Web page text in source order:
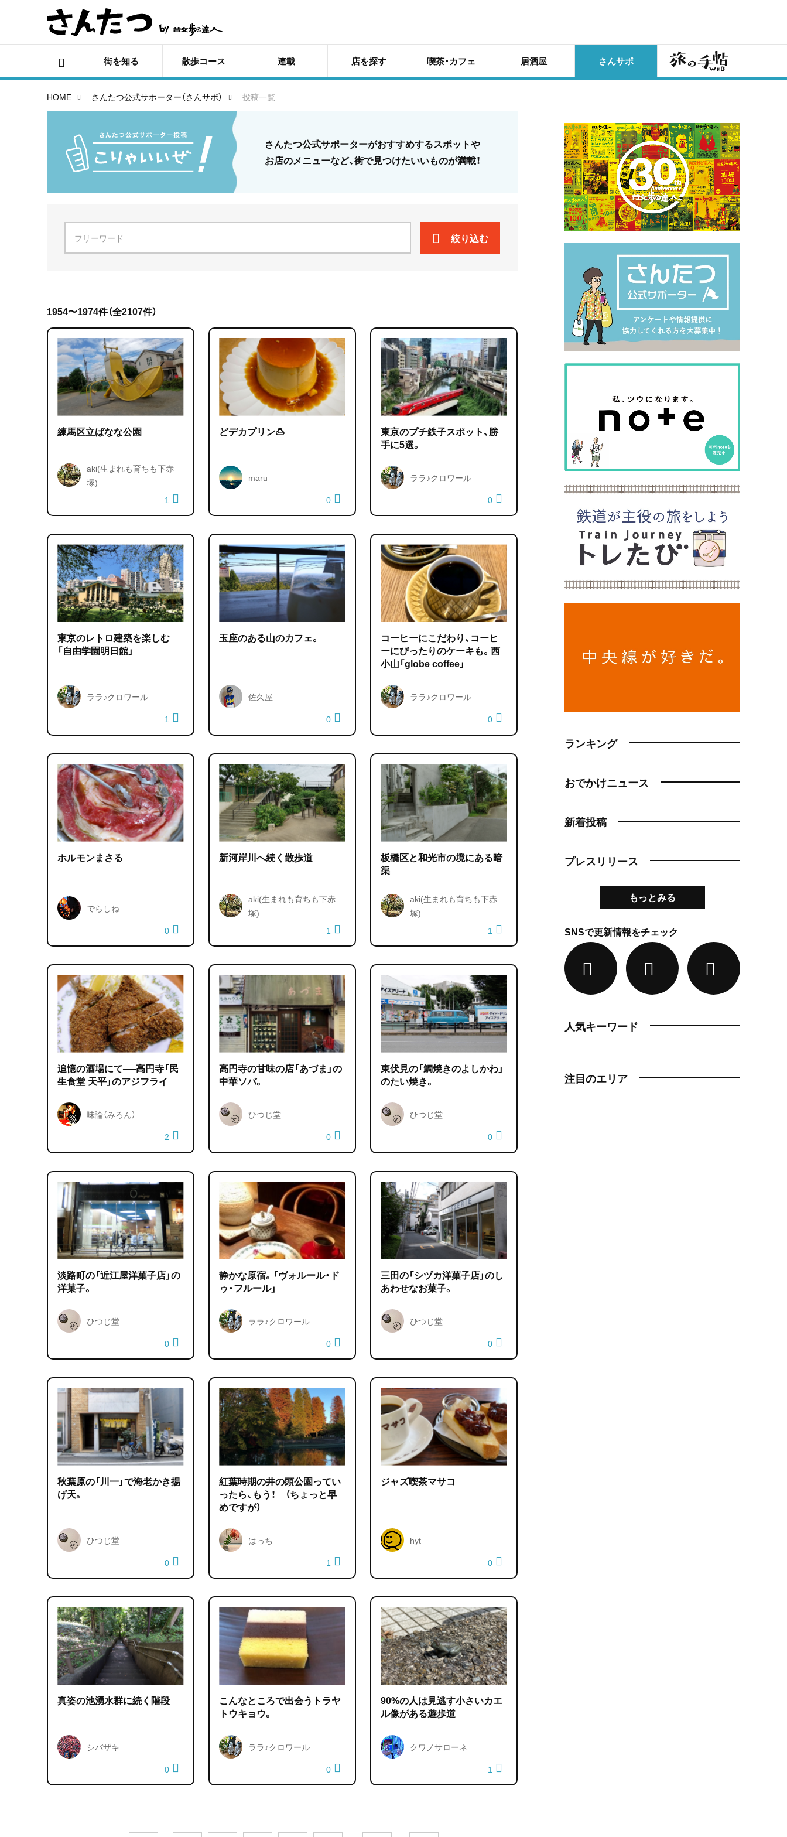
街を知る 散歩コース 連載 店を探す 喫茶・カフェ 居酒屋 さんサポ 旅の手帖
HOME さんたつ公式サポーター（さんサポ） 投稿一覧
さんたつ公式サポーターがおすすめするスポットや
お店のメニューなど、街で見つけたいいものが満載！
絞り込む
1954〜1974件（全2107件）
練馬区立ばなな公園
aki(生まれも育ちも下赤
塚)
1
どデカプリン🍮
maru
0
東京のプチ鉄子スポット、勝
手に5選。
ララ♪クロワール
0
東京のレトロ建築を楽しむ
「自由学園明日館」
ララ♪クロワール
1
玉座のある山のカフェ。
佐久屋
0
コーヒーにこだわり、コーヒ
ーにぴったりのケーキも。西
小山「globe coffee」
ララ♪クロワール
0
ホルモンまさる
でらしね
0
新河岸川へ続く散歩道
aki(生まれも育ちも下赤
塚)
1
板橋区と和光市の境にある暗
渠
aki(生まれも育ちも下赤
塚)
1
追憶の酒場にて──高円寺「民
生食堂 天平」のアジフライ
味論（みろん）
2
高円寺の甘味の店「あづま」の
中華ソバ。
ひつじ堂
0
東伏見の「鯛焼きのよしかわ」
のたい焼き。
ひつじ堂
0
淡路町の「近江屋洋菓子店」の
洋菓子。
ひつじ堂
0
静かな原宿。「ヴォルール・ド
ゥ・フルール」
ララ♪クロワール
0
三田の「シヅカ洋菓子店」のし
あわせなお菓子。
ひつじ堂
0
秋葉原の「川一」で海老かき揚
げ天。
ひつじ堂
0
紅葉時期の井の頭公園ってい
ったら、もう！ （ちょっと早
めですが）
はっち
1
ジャズ喫茶マサコ
hyt
0
真姿の池湧水群に続く階段
シバザキ
0
こんなところで出会うトラヤ
トウキョウ。
ララ♪クロワール
0
90%の人は見逃す小さいカエ
ル像がある遊歩道
クワノサローネ
1
ランキング
おでかけニュース
新着投稿
プレスリリース
もっとみる
SNSで更新情報をチェック
人気キーワード
注目のエリア